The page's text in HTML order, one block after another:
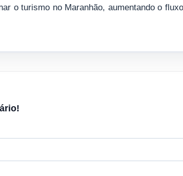
o turismo no Maranhão, aumentando o